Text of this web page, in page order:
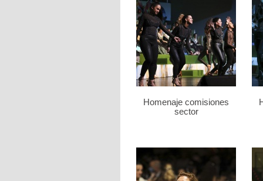
Homenaje comisiones
sector